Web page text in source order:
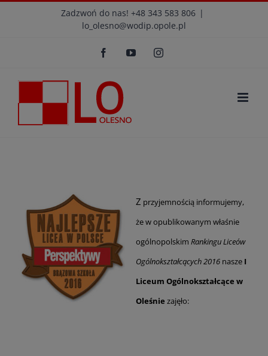
Zadzwoń do nas! +48 343 583 806 |
lo_olesno@wodip.opole.pl
FacebookYouTubeInstagram
Z przyjemnością informujemy,
że w opublikowanym właśnie
ogólnopolskim Rankingu Liceów
Ogólnokształcących2016 nasze I
Liceum Ogólnokształcące w
Oleśnie zajęło:
modal-check